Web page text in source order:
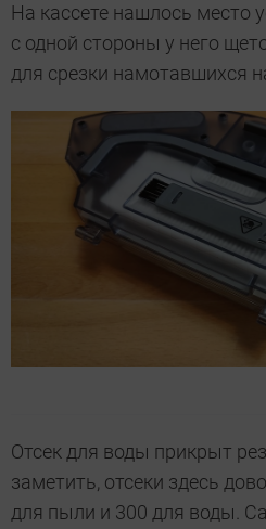
На кассете нашлось место
с одной стороны у него
для срезки намотавшихся
Отсек для воды прикрыт
заметить, отсеки здесь
для пыли и 300 для воды.